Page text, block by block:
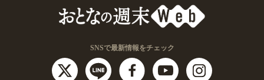
SNSで最新情報をチェック